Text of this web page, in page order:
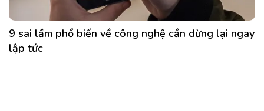
9 sai lầm phổ biến về công nghệ cần dừng lại ngay
lập tức